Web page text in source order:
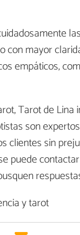
mayor
empáticos,
Tarot de Lina
son
clientes sin
contactar
y tarot